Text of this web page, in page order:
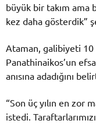
büyük bir takım ama
kez daha gösterdik”
Ataman, galibiyeti 10
Panathinaikos’un
anısına adadığını
“Son üç yılın en zor
istedi.